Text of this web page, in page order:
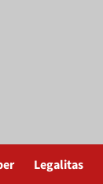
Legalitas